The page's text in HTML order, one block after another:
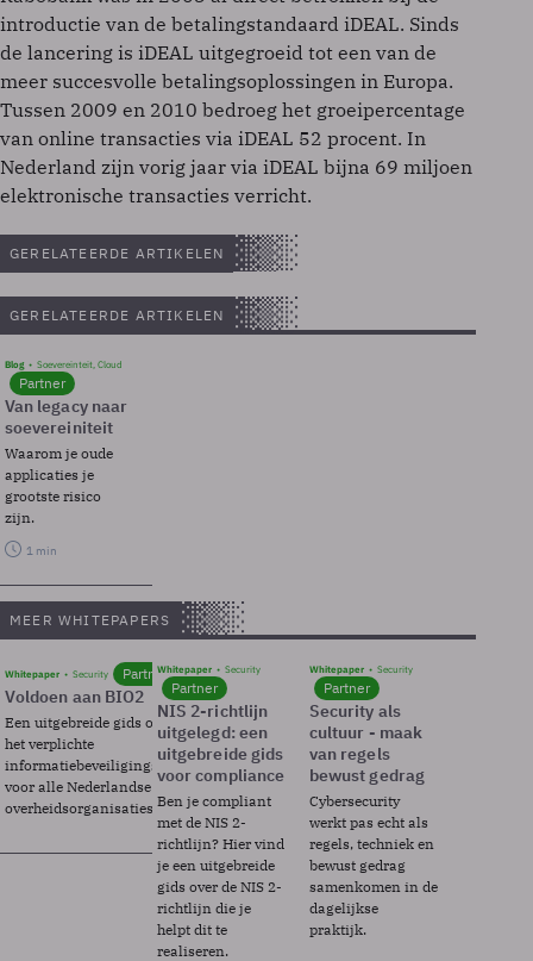
introductie van de betalingstandaard iDEAL. Sinds
de lancering is iDEAL uitgegroeid tot een van de
meer succesvolle betalingsoplossingen in Europa.
Tussen 2009 en 2010 bedroeg het groeipercentage
van online transacties via iDEAL 52 procent. In
Nederland zijn vorig jaar via iDEAL bijna 69 miljoen
elektronische transacties verricht.
GERELATEERDE ARTIKELEN
GERELATEERDE ARTIKELEN
Blog Soevereinteit, Cloud
Partner
Van legacy naar
soevereiniteit
Waarom je oude
applicaties je
grootste risico
zijn.
1 min
MEER WHITEPAPERS
Whitepaper Security Partner
Voldoen aan BIO2
Een uitgebreide gids over BIO2,
het verplichte
informatiebeveiligingsframework
voor alle Nederlandse
overheidsorganisaties.
Whitepaper Security
Partner
NIS 2-richtlijn
uitgelegd: een
uitgebreide gids
voor compliance
Ben je compliant
met de NIS 2-
richtlijn? Hier vind
je een uitgebreide
gids over de NIS 2-
richtlijn die je
helpt dit te
realiseren.
Whitepaper Security
Partner
Security als
cultuur - maak
van regels
bewust gedrag
Cybersecurity
werkt pas echt als
regels, techniek en
bewust gedrag
samenkomen in de
dagelijkse
praktijk.